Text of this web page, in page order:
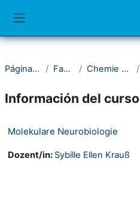
Página Principal Fakultät IV Chemie und Biologie
Información del curso
Molekulare Neurobiologie
Dozent/in: Sybille Ellen Krauß